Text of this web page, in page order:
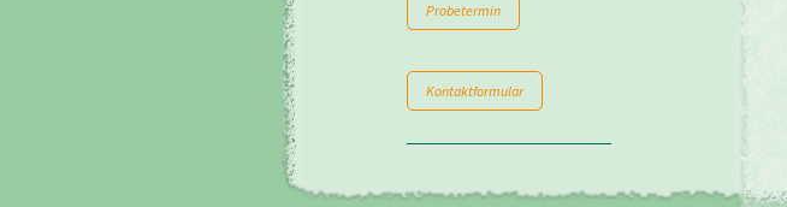
Probetermin
Kontaktformular